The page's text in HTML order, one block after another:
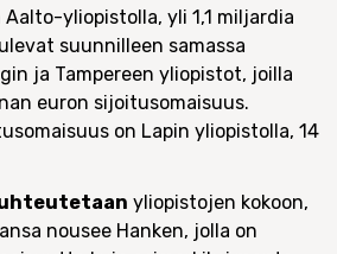
yliopistolla, yli 1,1 miljardia
suunnilleen samassa
ja Tampereen yliopistot, joilla
euron sijoitusomaisuus.
on Lapin yliopistolla, 14
yliopistojen kokoon,
nousee Hanken, jolla on